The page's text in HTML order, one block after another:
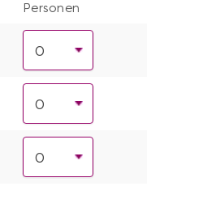
Personen